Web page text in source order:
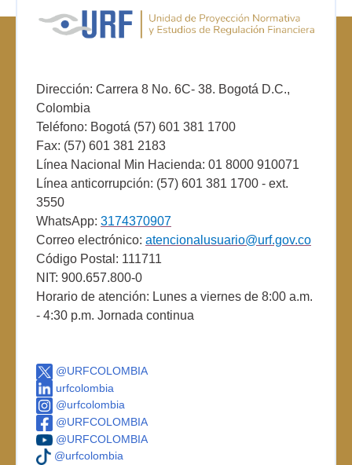
Dirección: Carrera 8 No. 6C- 38. Bogotá D.C.,
Colombia
Teléfono: Bogotá (57) 601 381 1700
Fax: (57) 601 381 2183
Línea Nacional Min Hacienda: 01 8000 910071
Línea anticorrupción: (57) 601 381 1700 - ext.
3550
WhatsApp: 3174370907
Correo electrónico: atencionalusuario@urf.gov.co
Código Postal: 111711
NIT: 900.657.800-0
Horario de atención: Lunes a viernes de 8:00 a.m.
- 4:30 p.m. Jornada continua
@URFCOLOMBIA
urfcolombia
@urfcolombia
@URFCOLOMBIA
@URFCOLOMBIA
@urfcolombia